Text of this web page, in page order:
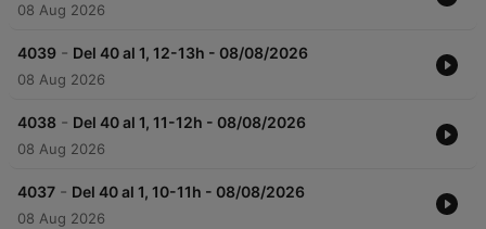
08 Aug 2026
4039 - Del 40 al 1, 12-13h - 08/08/2026
08 Aug 2026
4038 - Del 40 al 1, 11-12h - 08/08/2026
08 Aug 2026
4037 - Del 40 al 1, 10-11h - 08/08/2026
08 Aug 2026